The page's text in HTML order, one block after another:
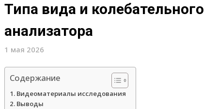
Типа вида и колебательного
анализатора
1 мая 2026
Содержание
Видеоматериалы исследования
Выводы